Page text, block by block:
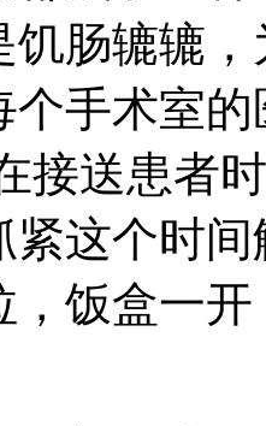
饥肠辘辘
个手术室
接送患者
紧这个时
，饭盒一